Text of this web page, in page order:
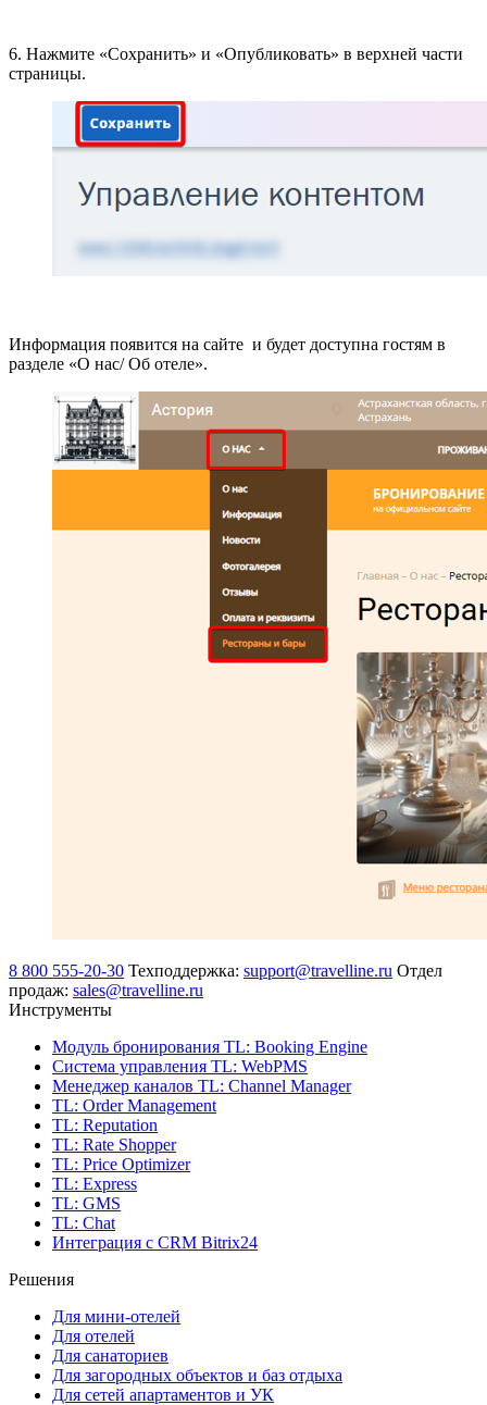
6. Нажмите «Сохранить» и «Опубликовать» в верхней части
страницы.
Информация появится на сайте и будет доступна гостям в
разделе «О нас/ Об отеле».
8 800 555-20-30 Техподдержка: support@travelline.ru Отдел
продаж: sales@travelline.ru
Инструменты
Модуль бронирования TL: Booking Engine
Система управления TL: WebPMS
Менеджер каналов TL: Channel Manager
TL: Order Management
TL: Reputation
TL: Rate Shopper
TL: Price Optimizer
TL: Express
TL: GMS
TL: Chat
Интеграция с CRM Bitrix24
Решения
Для мини-отелей
Для отелей
Для санаториев
Для загородных объектов и баз отдыха
Для сетей апартаментов и УК